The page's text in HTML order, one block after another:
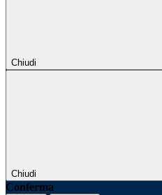
Chiudi
Chiudi
Conferma